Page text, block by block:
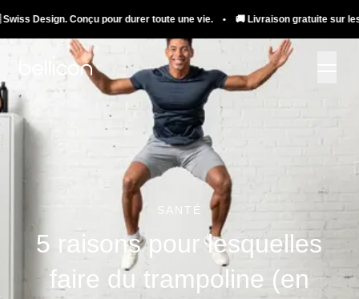
pour durer toute une vie. • 🚚 Livraison gratuite sur les
SANTÉ
5 raisons pour lesquelles
faire du trampoline (en